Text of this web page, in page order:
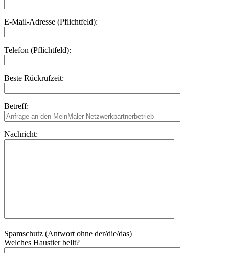
E-Mail-Adresse (Pflichtfeld):
Telefon (Pflichtfeld):
Beste Rückrufzeit:
Betreff:
Nachricht:
Spamschutz (Antwort ohne der/die/das)
Welches Haustier bellt?